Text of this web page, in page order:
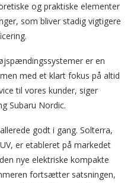
og praktiske elementer
som bliver stadig vigtigere
er en
med et klart fokus på altid
til vores kunder, siger
Subaru Nordic.
godt i gang. Solterra,
er etableret på markedet
nye elektriske kompakte
fortsætter satsningen,